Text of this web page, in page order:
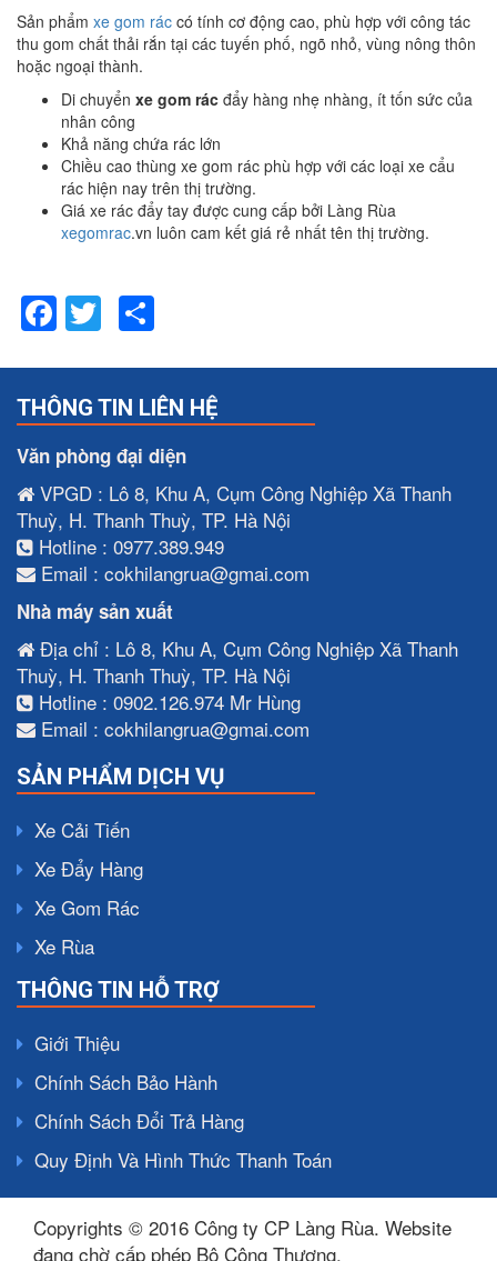
Sản phẩm xe gom rác có tính cơ động cao, phù hợp với công tác
thu gom chất thải rắn tại các tuyến phố, ngõ nhỏ, vùng nông thôn
hoặc ngoại thành.
Di chuyển xe gom rác đẩy hàng nhẹ nhàng, ít tốn sức của
nhân công
Khả năng chứa rác lớn
Chiều cao thùng xe gom rác phù hợp với các loại xe cẩu
rác hiện nay trên thị trường.
Giá xe rác đẩy tay được cung cấp bởi Làng Rùa
xegomrac.vn luôn cam kết giá rẻ nhất tên thị trường.
Facebook
Twitter
THÔNG TIN LIÊN HỆ
Văn phòng đại diện
VPGD : Lô 8, Khu A, Cụm Công Nghiệp Xã Thanh
Thuỳ, H. Thanh Thuỳ, TP. Hà Nội
Hotline : 0977.389.949
Email : cokhilangrua@gmai.com
Nhà máy sản xuất
Địa chỉ : Lô 8, Khu A, Cụm Công Nghiệp Xã Thanh
Thuỳ, H. Thanh Thuỳ, TP. Hà Nội
Hotline : 0902.126.974 Mr Hùng
Email : cokhilangrua@gmai.com
SẢN PHẨM DỊCH VỤ
Xe Cải Tiến
Xe Đẩy Hàng
Xe Gom Rác
Xe Rùa
THÔNG TIN HỖ TRỢ
Giới Thiệu
Chính Sách Bảo Hành
Chính Sách Đổi Trả Hàng
Quy Định Và Hình Thức Thanh Toán
Copyrights © 2016 Công ty CP Làng Rùa. Website
đang chờ cấp phép Bộ Công Thương.